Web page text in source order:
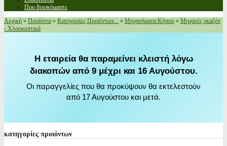
Που βρισκόμαστε
Αρχική » Προϊόντα » Κατηγορίες Προϊόντων... » Μηχανήματα Κήπου » Μηχανές γκαζόν
- Χλοοκοπτικά
Η εταιρεία θα παραμείνει κλειστή λόγω
διακοπών από 9 μέχρι και 16 Αυγούστου.
Οι παραγγελίες που θα προκύψουν θα εκτελεστούν
από 17 Αυγούστου και μετά.
κατηγορίες προιόντων